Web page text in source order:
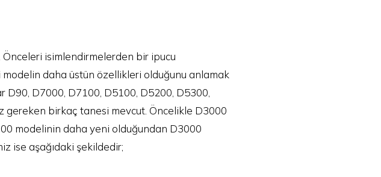
Önceleri isimlendirmelerden bir ipucu
modelin daha üstün özellikleri olduğunu anlamak
D90, D7000, D7100, D5100, D5200, D5300,
gereken birkaç tanesi mevcut. Öncelikle D3000
modelinin daha yeni olduğundan D3000
ise aşağıdaki şekildedir;